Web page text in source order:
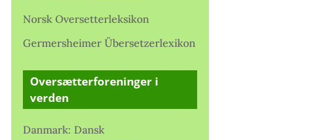
Norsk Oversetterleksikon
Germersheimer Übersetzerlexikon
Oversætterforeninger i
verden
Danmark: Dansk